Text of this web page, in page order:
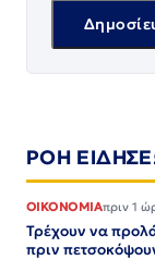
ΡΟΗ
ΟΙΚΟΝΟΜΙΑπριν 1
Τρέχουν να
πριν